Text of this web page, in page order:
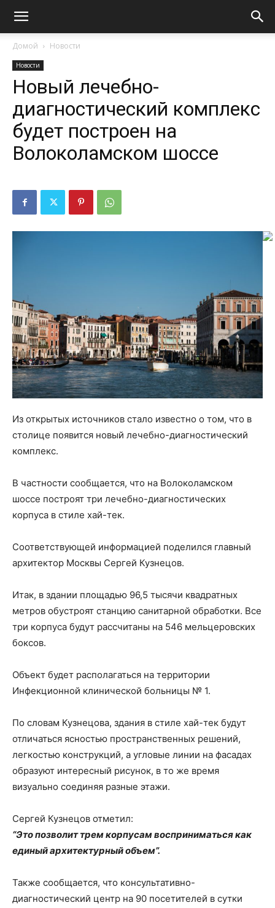
Домой Новости
Новости
Новый лечебно-
диагностический комплекс
будет построен на
Волоколамском шоссе
Из открытых источников стало известно о том, что в
столице появится новый лечебно-диагностический
комплекс.
В частности сообщается, что на Волоколамском
шоссе построят три лечебно-диагностических
корпуса в стиле хай-тек.
Соответствующей информацией поделился главный
архитектор Москвы Сергей Кузнецов.
Итак, в здании площадью 96,5 тысячи квадратных
метров обустроят станцию санитарной обработки. Все
три корпуса будут рассчитаны на 546 мельцеровских
боксов.
Объект будет располагаться на территории
Инфекционной клинической больницы № 1.
По словам Кузнецова, здания в стиле хай-тек будут
отличаться ясностью пространственных решений,
легкостью конструкций, а угловые линии на фасадах
образуют интересный рисунок, в то же время
визуально соединяя разные этажи.
Сергей Кузнецов отметил:
“Это позволит трем корпусам восприниматься как
единый архитектурный объем”.
Также сообщается, что консультативно-
диагностический центр на 90 посетителей в сутки